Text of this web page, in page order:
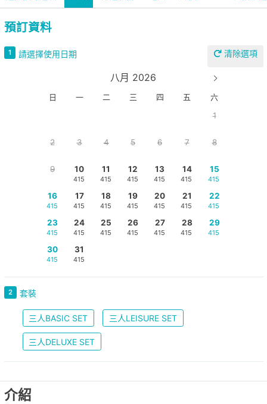
預訂資料
1 請選擇使用日期 清除選項
八月 2026
日 一 二 三 四 五
六
1
2 3 4 5 6 7 8
9 10
415
11
415
12
415
13
415
14
415
15
415
16
415
17
415
18
415
19
415
20
415
21
415
22
415
23
415
24
415
25
415
26
415
27
415
28
415
29
415
30
415
31
415
2 套裝
三人BASIC SET 三人LEISURE SET
三人DELUXE SET
介紹